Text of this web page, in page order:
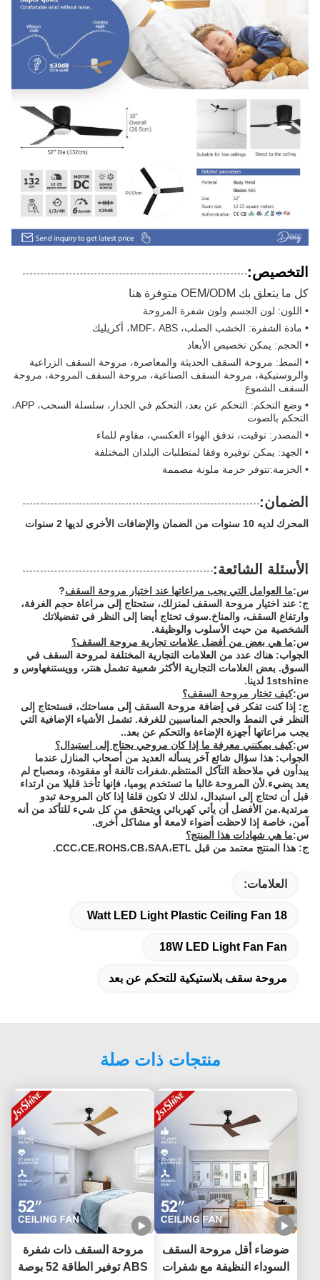
التخصيص:
كل ما يتعلق بك OEM/ODM متوفرة هنا
• اللون: لون الجسم ولون شفرة المروحة
• مادة الشفرة: الخشب الصلب، MDF، ABS، أكريليك
• الحجم: يمكن تخصيص الأبعاد
• النمط: مروحة السقف الحديثة والمعاصرة، مروحة السقف الزراعية
والروستيكية، مروحة السقف الصناعية، مروحة السقف المروحة، مروحة
السقف الشموع
• وضع التحكم: التحكم عن بعد، التحكم في الجدار، سلسلة السحب، APP،
التحكم بالصوت
• المصدر: توقيت، تدفق الهواء العكسي، مقاوم للماء
• الجهد: يمكن توفيره وفقا لمتطلبات البلدان المختلفة
• الحزمة:تتوفر حزمة ملونة مصممة
الضمان:
المحرك لديه 10 سنوات من الضمان والإضافات الأخرى لديها 2 سنوات
الأسئلة الشائعة:
س:ما العوامل التي يجب مراعاتها عند اختيار مروحة السقف?
ج: عند اختيار مروحة السقف لمنزلك، ستحتاج إلى مراعاة حجم الغرفة،
وارتفاع السقف، والمناخ.سوف تحتاج أيضا إلى النظر في تفضيلاتك
الشخصية من حيث الأسلوب والوظيفة.
س:ما هي بعض من أفضل علامات تجارية مروحة السقف؟
الجواب: هناك عدد من العلامات التجارية المختلفة لمروحة السقف في
السوق. بعض العلامات التجارية الأكثر شعبية تشمل هنتر، وويستنغهاوس و
1stshine لدينا.
س:كيف تختار مروحة السقف؟
ج: إذا كنت تفكر في إضافة مروحة السقف إلى مساحتك، فستحتاج إلى
النظر في النمط والحجم المناسبين للغرفة. تشمل الأشياء الإضافية التي
يجب مراعاتها أجهزة الإضاءة والتحكم عن بعد..
س:كيف يمكنني معرفة ما إذا كان مروحي يحتاج إلى استبدال؟
الجواب: هذا سؤال شائع آخر يسأله العديد من أصحاب المنازل عندما
يبدأون في ملاحظة التآكل المنتظم.شفرات تالفة أو مفقودة، ومصباح لم
يعد يضيء.لأن المروحة غالبا ما تستخدم يوميا، فإنها تأخذ قليلا من ارتداء
قبل أن تحتاج إلى استبدال، لذلك لا تكون قلقا إذا كان المروحة تبدو
مرتدية.من الأفضل أن يأتي كهربائي ويتحقق من كل شيء للتأكد من أنه
آمن، خاصة إذا لاحظت أضواء لامعة أو مشاكل أخرى.
س:ما هي شهادات هذا المنتج؟
ج: هذا المنتج معتمد من قبل CCC،CE،ROHS،CB،SAA،ETL.
العلامات:
18 Watt LED Light Plastic Ceiling Fan
18W LED Light Fan Fan
مروحة سقف بلاستيكية للتحكم عن بعد
منتجات ذات صلة
ضوضاء أقل مروحة السقف
السوداء النظيفة مع شفرات
مروحة السقف ذات شفرة
ABS توفير الطاقة 52 بوصة